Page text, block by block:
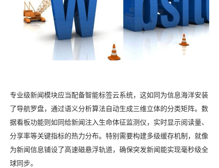
专业级新闻模块应当配备智能标签云系统，这如同为信息海洋安装
了导航罗盘，通过语义分析算法自动生成三维立体的分类矩阵。数
据看板功能则如同给新闻注入生命体征监测仪，实时显示阅读量、
分享率等关键指标的热力分布。特别需要构建多级缓存机制，就像
为新闻信息铺设了高速磁悬浮轨道，确保突发新闻能实现毫秒级全
球同步。